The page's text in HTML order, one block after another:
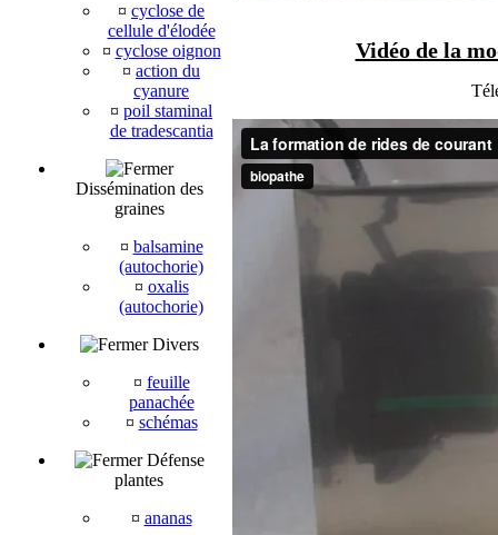
¤ cyclose de
cellule d'élodée
¤ cyclose oignon
¤ action du
cyanure
¤ poil staminal
de tradescantia
Dissémination des
graines
¤ balsamine
(autochorie)
¤ oxalis
(autochorie)
Divers
¤ feuille
panachée
¤ schémas
Défense
plantes
¤ ananas
Vidéo de la